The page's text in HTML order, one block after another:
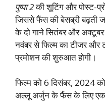
पुष्पा 2की शूटिंग और पोस्ट-
जिससे फैंस की बेसब्री बढ़ती
के दो गाने सितंबर और
नवंबर से फिल्म का टीजर और
प्रमोशन की शुरुआत होगी।
फिल्म को 6 दिसंबर, 2024 को
अल्लू अर्जुन के फैंस के लिए एक